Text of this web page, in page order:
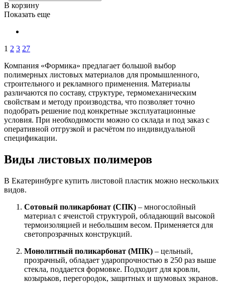
В корзину
Показать еще
1 2 3 27
Компания «Формика» предлагает большой выбор
полимерных листовых материалов для промышленного,
строительного и рекламного применения. Материалы
различаются по составу, структуре, термомеханическим
свойствам и методу производства, что позволяет точно
подобрать решение под конкретные эксплуатационные
условия. При необходимости можно со склада и под заказ с
оперативной отгрузкой и расчётом по индивидуальной
спецификации.
Виды листовых полимеров
В Екатеринбурге купить листовой пластик можно нескольких
видов.
Сотовый поликарбонат (СПК) – многослойный
материал с ячеистой структурой, обладающий высокой
термоизоляцией и небольшим весом. Применяется для
светопрозрачных конструкций.
Монолитный поликарбонат (МПК) – цельный,
прозрачный, обладает ударопрочностью в 250 раз выше
стекла, поддается формовке. Подходит для кровли,
козырьков, перегородок, защитных и шумовых экранов.